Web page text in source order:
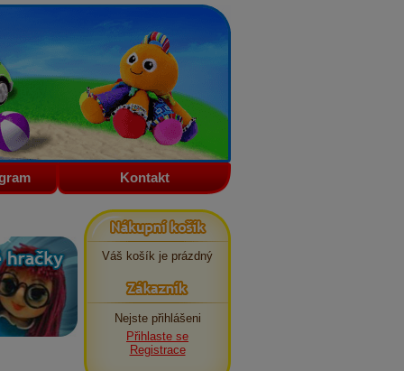
Kontakt
Nákupní košík
Váš košík je prázdný
Zákazník
Nejste přihlášeni
Přihlaste se
Registrace